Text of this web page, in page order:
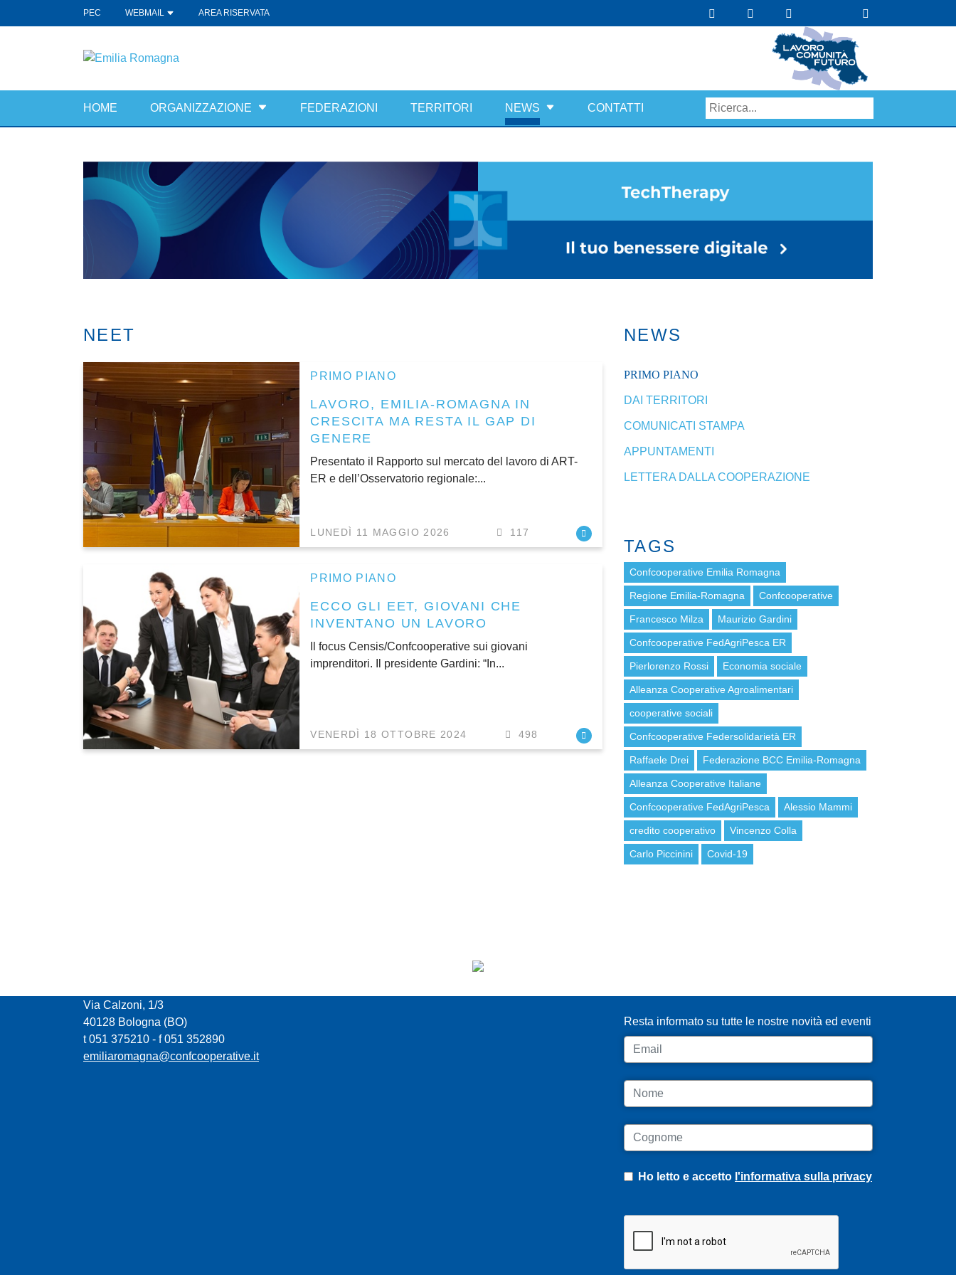
PEC WEBMAIL AREA RISERVATA
HOME ORGANIZZAZIONE FEDERAZIONI TERRITORI NEWS CONTATTI
NEET
PRIMO PIANO
LAVORO, EMILIA-ROMAGNA IN
CRESCITA MA RESTA IL GAP DI
GENERE
Presentato il Rapporto sul mercato del lavoro di ART-
ER e dell’Osservatorio regionale:...
LUNEDÌ 11 MAGGIO 2026 117
PRIMO PIANO
ECCO GLI EET, GIOVANI CHE
INVENTANO UN LAVORO
Il focus Censis/Confcooperative sui giovani
imprenditori. Il presidente Gardini: “In...
VENERDÌ 18 OTTOBRE 2024 498
NEWS
PRIMO PIANO
DAI TERRITORI
COMUNICATI STAMPA
APPUNTAMENTI
LETTERA DALLA COOPERAZIONE
TAGS
Confcooperative Emilia Romagna
Regione Emilia-Romagna Confcooperative
Francesco Milza Maurizio Gardini
Confcooperative FedAgriPesca ER
Pierlorenzo Rossi Economia sociale
Alleanza Cooperative Agroalimentari
cooperative sociali
Confcooperative Federsolidarietà ER
Raffaele Drei Federazione BCC Emilia-Romagna
Alleanza Cooperative Italiane
Confcooperative FedAgriPesca Alessio Mammi
credito cooperativo Vincenzo Colla
Carlo Piccinini Covid-19
Resta informato su tutte le nostre novità ed eventi
Email
Nome
Cognome
Ho letto e accetto l'informativa sulla privacy
Via Calzoni, 1/3
40128 Bologna (BO)
t 051 375210 - f 051 352890
emiliaromagna@confcooperative.it